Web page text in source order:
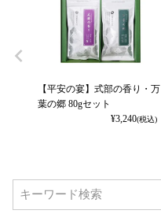
【平安の宴】式部の香り・万
葉の郷 80gセット
¥3,240(税込)